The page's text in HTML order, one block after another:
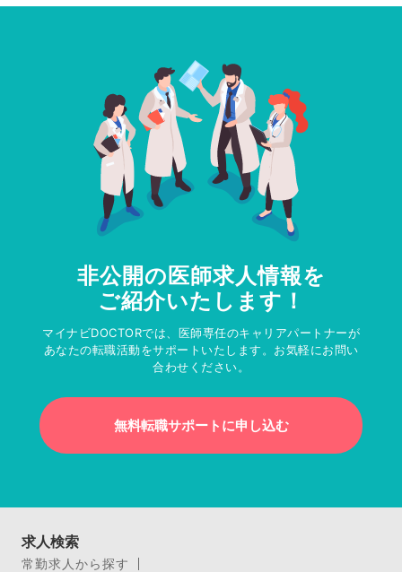
非公開の医師求人情報を
ご紹介いたします！
マイナビDOCTORでは、医師専任のキャリアパートナーが
あなたの転職活動をサポートいたします。お気軽にお問い
合わせください。
無料転職サポートに申し込む
求人検索
常勤求人から探す